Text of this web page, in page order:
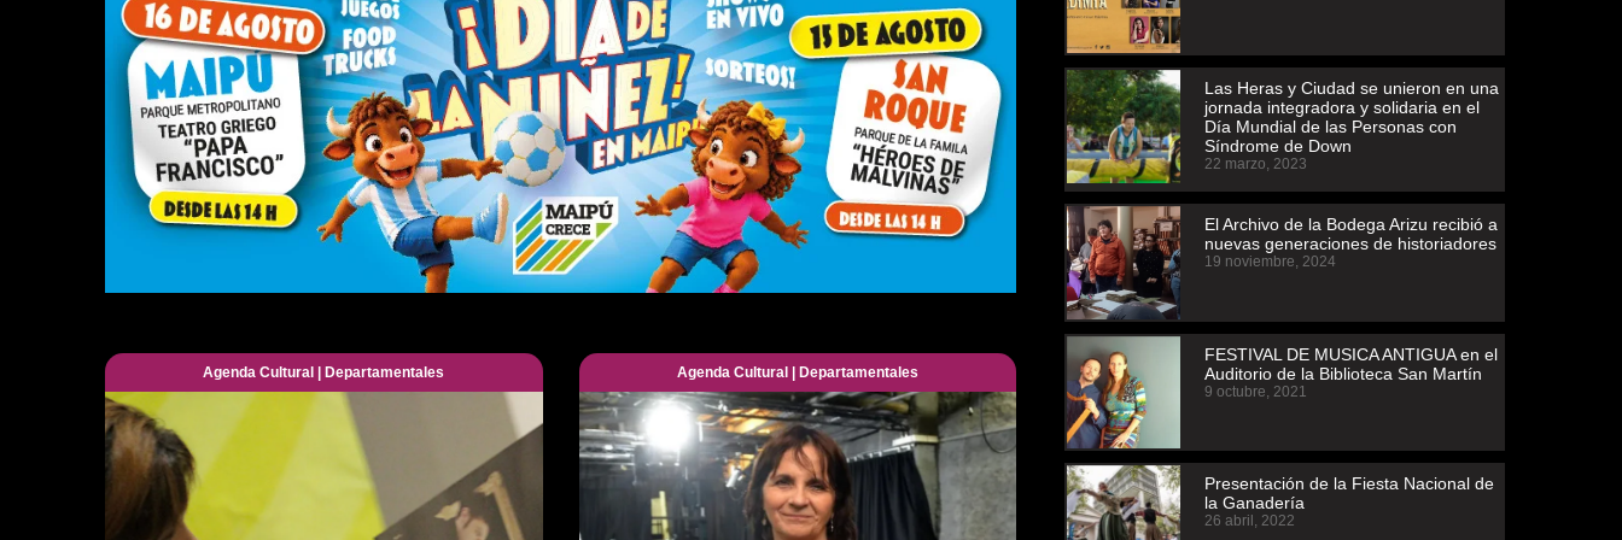
Agenda Cultural |Departamentales Agenda Cultural| Departamentales
Las Heras y Ciudad se unieron en una
jornada integradora y solidaria en el
Día Mundial de las Personas con
Síndrome de Down
22 marzo, 2023
El Archivo de la Bodega Arizu recibió a
nuevas generaciones de historiadores
19 noviembre, 2024
FESTIVAL DE MUSICA ANTIGUA en el
Auditorio de la Biblioteca San Martín
9 octubre, 2021
Presentación de la Fiesta Nacional de
la Ganadería
26 abril, 2022